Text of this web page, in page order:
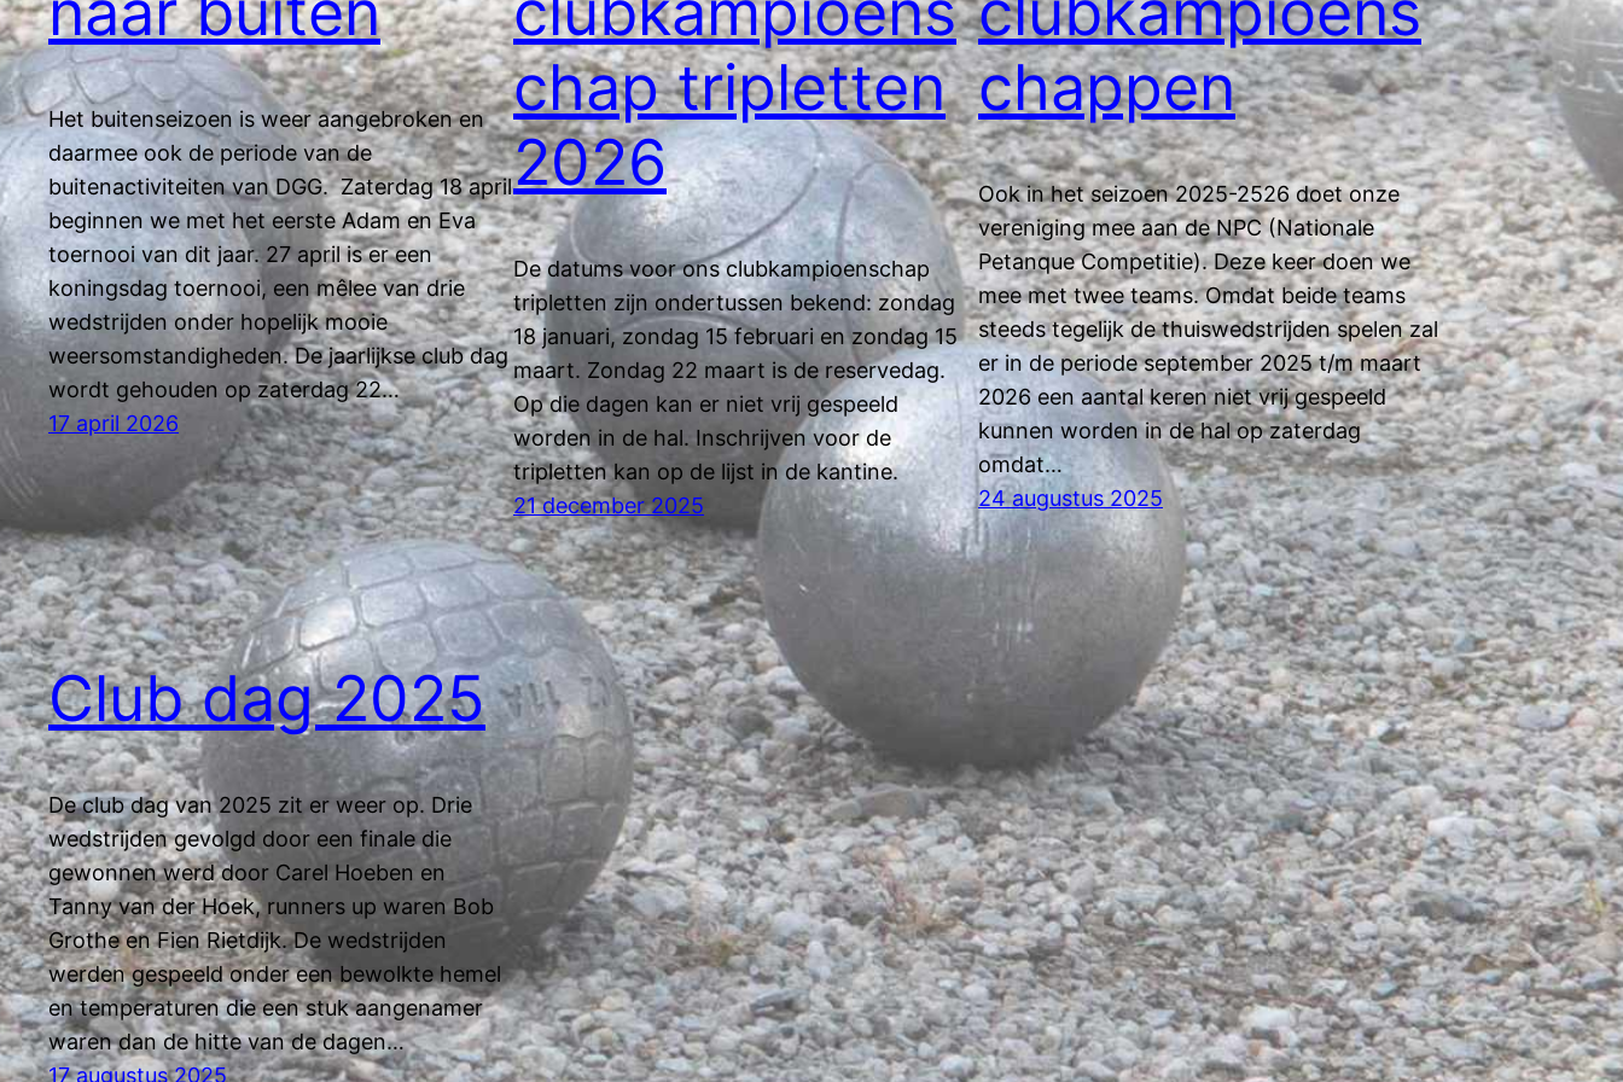
Het buitenseizoen is weer aangebroken en
daarmee ook de periode van de
buitenactiviteiten van DGG. Zaterdag 18 april
beginnen we met het eerste Adam en Eva
toernooi van dit jaar. 27 april is er een
koningsdag toernooi, een mêlee van drie
wedstrijden onder hopelijk mooie
weersomstandigheden. De jaarlijkse club dag
wordt gehouden op zaterdag 22…
17 april 2026
chap tripletten
2026
De datums voor ons clubkampioenschap
tripletten zijn ondertussen bekend: zondag
18 januari, zondag 15 februari en zondag 15
maart. Zondag 22 maart is de reservedag.
Op die dagen kan er niet vrij gespeeld
worden in de hal. Inschrijven voor de
tripletten kan op de lijst in de kantine.
21 december 2025
chappen
Ook in het seizoen 2025-2526 doet onze
vereniging mee aan de NPC (Nationale
Petanque Competitie). Deze keer doen we
mee met twee teams. Omdat beide teams
steeds tegelijk de thuiswedstrijden spelen zal
er in de periode september 2025 t/m maart
2026 een aantal keren niet vrij gespeeld
kunnen worden in de hal op zaterdag
omdat…
24 augustus 2025
Club dag 2025
De club dag van 2025 zit er weer op. Drie
wedstrijden gevolgd door een finale die
gewonnen werd door Carel Hoeben en
Tanny van der Hoek, runners up waren Bob
Grothe en Fien Rietdijk. De wedstrijden
werden gespeeld onder een bewolkte hemel
en temperaturen die een stuk aangenamer
waren dan de hitte van de dagen…
17 augustus 2025